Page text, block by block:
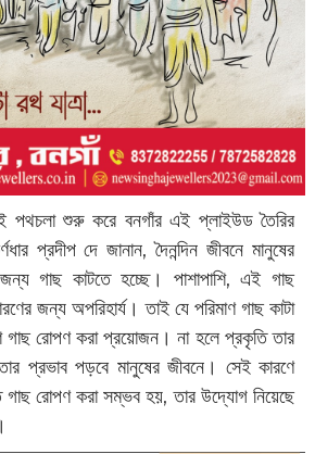
শুরু করে বনগাঁর এই প্লাইউড তৈরির
প্রদীপ দে জানান, দৈনন্দিন জীবনে মানুষের
গাছ কাটতে হচ্ছে। পাশাপাশি, এই গাছ
জন্য অপরিহার্য। তাই যে পরিমাণ গাছ কাটা
গাছ রোপণ করা প্রয়োজন। না হলে প্রকৃতি তার
প্রভাব পড়বে মানুষের জীবনে। সেই কারণে
গাছ রোপণ করা সম্ভব হয়, তার উদ্যোগ নিয়েছে